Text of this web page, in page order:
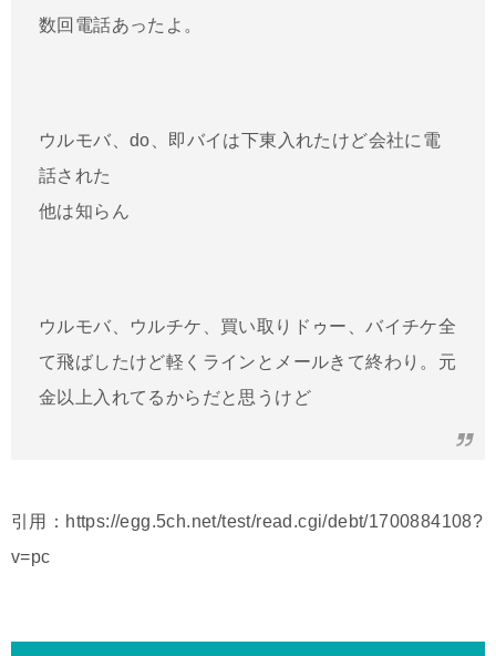
数回電話あったよ。
ウルモバ、do、即バイは下東入れたけど会社に電
話された
他は知らん
ウルモバ、ウルチケ、買い取りドゥー、バイチケ全
て飛ばしたけど軽くラインとメールきて終わり。元
金以上入れてるからだと思うけど
引用：https://egg.5ch.net/test/read.cgi/debt/1700884108?
v=pc